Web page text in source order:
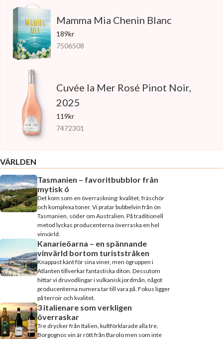
Mamma Mia Chenin Blanc
189kr
7506508
Cuvée la Mer Rosé Pinot Noir,
2025
119kr
7472301
VÄRLDEN
Tasmanien – favoritbubblor från
mytisk ö
Det kom som en överraskning: kvalitet, fräschör
och komplexa toner. Vi pratar bubbelvin från ön
Tasmanien, söder om Australien. På traditionell
metod lyckas producenterna överraska en hel
vinvärld.
Kanarieöarna – en spännande
vinvärld bortom turiststråken
Knappast känt för sina viner, men ögruppen i
Atlanten tillverkar fantastiska diton. Dessutom
hittar vi druvodlingar i vulkanisk jordmån, något
producenterna numera tar till vara på. Fokus ligger
på terroir och kvalitet.
3 italienare som verkligen
överraskar
Tre drycker från Italien, kultförklarade alla tre.
Borgognos vin är rött från Barolo men som inte